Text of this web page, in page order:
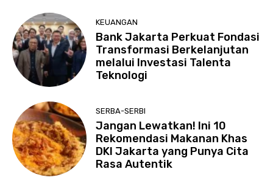
KEUANGAN
Bank Jakarta Perkuat Fondasi
Transformasi Berkelanjutan
melalui Investasi Talenta
Teknologi
SERBA-SERBI
Jangan Lewatkan! Ini 10
Rekomendasi Makanan Khas
DKI Jakarta yang Punya Cita
Rasa Autentik